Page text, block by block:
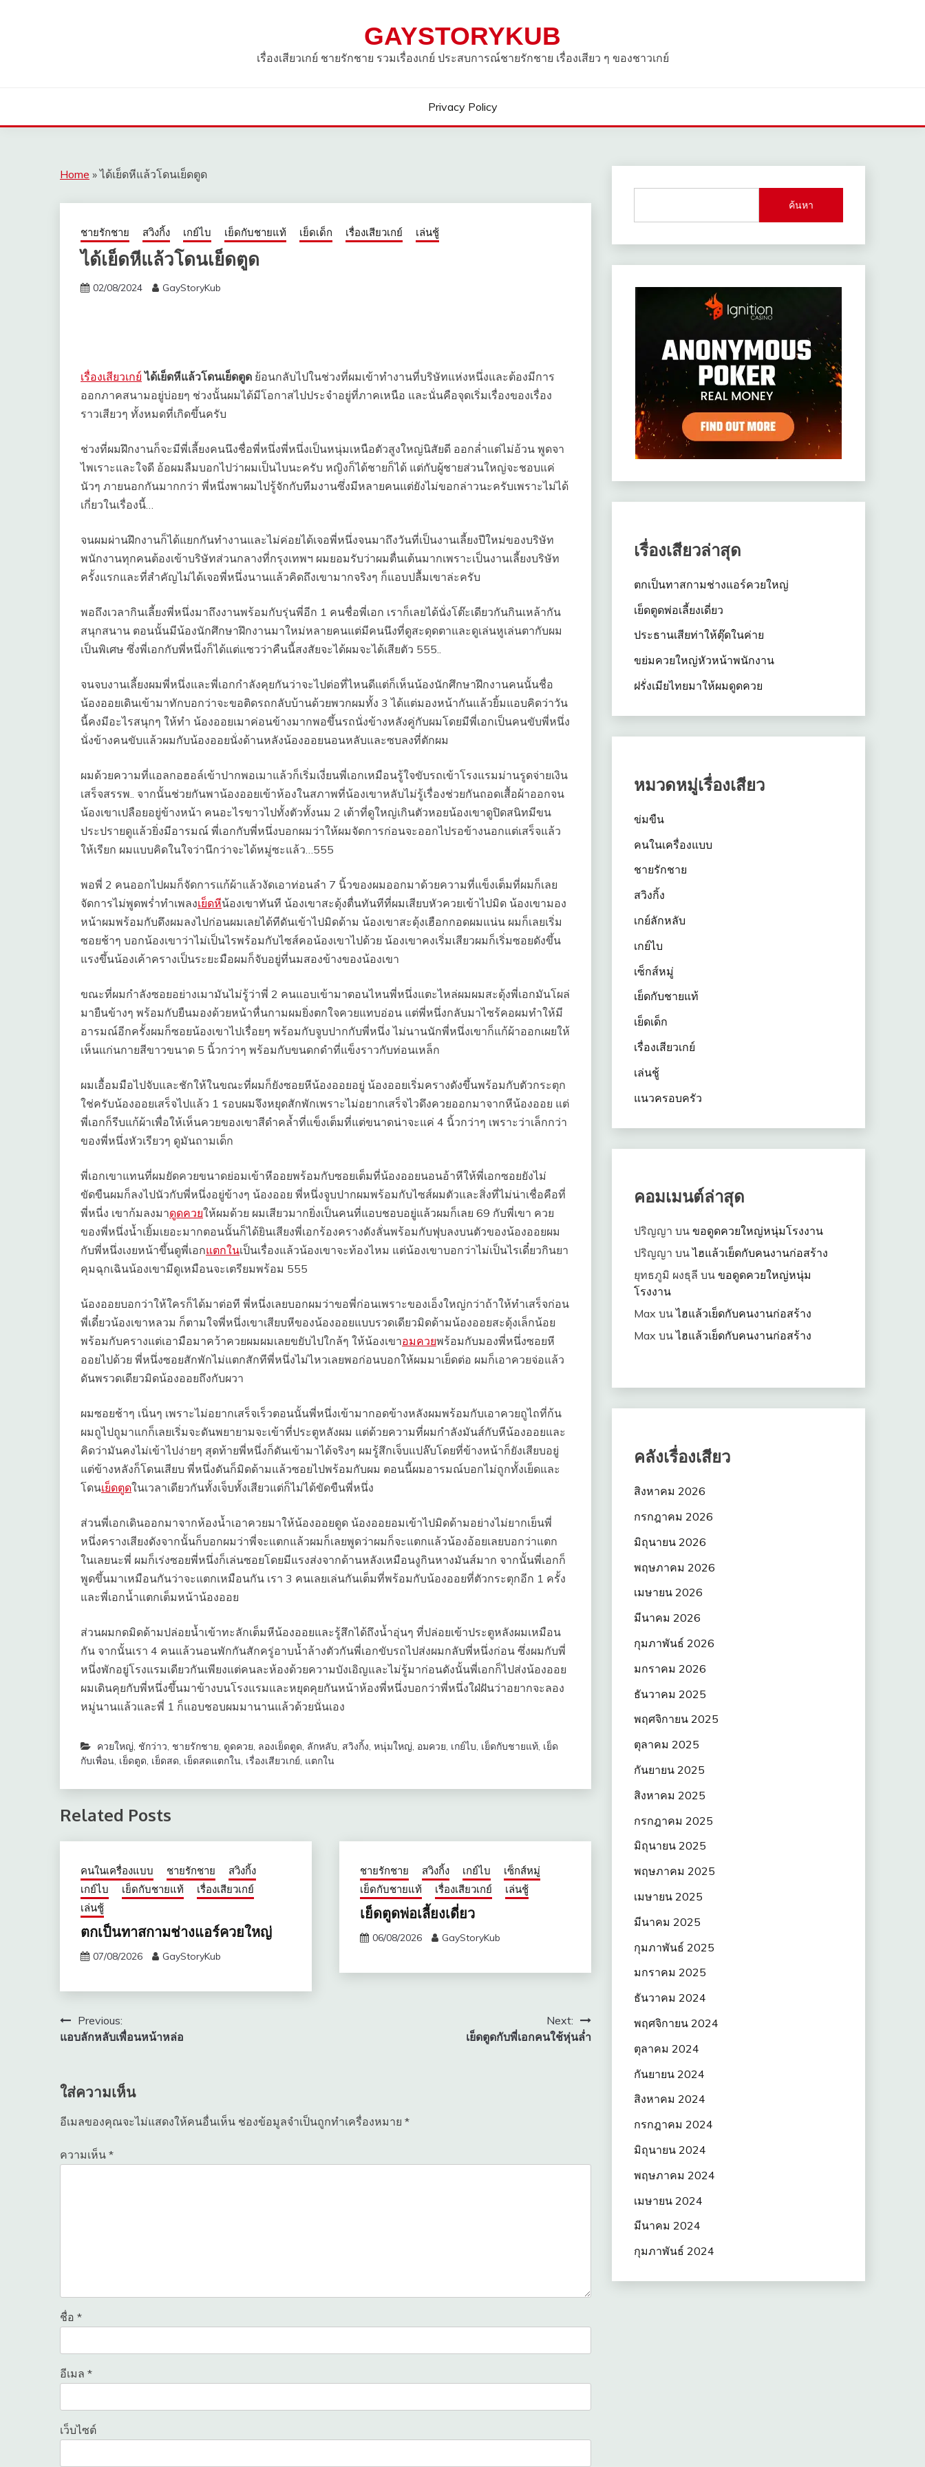
GAYSTORYKUB
เรื่องเสียวเกย์ ชายรักชาย รวมเรื่องเกย์ ประสบการณ์ชายรักชาย เรื่องเสียว ๆ ของชาวเกย์
Privacy Policy
Home »ได้เย็ดหีแล้วโดนเย็ดตูด
ชายรักชาย สวิงกิ้ง เกย์ไบ เย็ดกับชายแท้ เย็ดเด็ก เรื่องเสียวเกย์ เล่นชู้
ได้เย็ดหีแล้วโดนเย็ดตูด
02/08/2024 GayStoryKub
เรื่องเสียวเกย์ ได้เย็ดหีแล้วโดนเย็ดตูด ย้อนกลับไปในช่วงที่ผมเข้าทำงานที่บริษัทแห่งหนึ่งและต้องมีการ
ออกภาคสนามอยู่บ่อยๆ ช่วงนั้นผมได้มีโอกาสไปประจำอยู่ที่ภาคเหนือ และนั่นคือจุดเริ่มเรื่องของเรื่อง
ราวเสียวๆ ทั้งหมดที่เกิดขึ้นครับ
ช่วงที่ผมฝึกงานก็จะมีพี่เลี้ยงคนนึงชื่อพี่หนึ่งพี่หนึ่งเป็นหนุ่มเหนือตัวสูงใหญ่นิสัยดี ออกล่ำแต่ไม่อ้วน พูดจา
ไพเราะและใจดี อ้อผมลืมบอกไปว่าผมเป็นไบนะครับ หญิงก็ได้ชายก็ได้ แต่กับผู้ชายส่วนใหญ่จะชอบแค่
นัวๆ ภายนอกกันมากกว่า พี่หนึ่งพาผมไปรู้จักกับทีมงานซึ่งมีหลายคนแต่ยังไม่ขอกล่าวนะครับเพราะไม่ได้
เกี่ยวในเรื่องนี้…
จนผมผ่านฝึกงานก็ได้แยกกันทำงานและไม่ค่อยได้เจอพี่หนึ่งจนมาถึงวันที่เป็นงานเลี้ยงปีใหม่ของบริษัท
พนักงานทุกคนต้องเข้าบริษัทส่วนกลางที่กรุงเทพฯ ผมยอมรับว่าผมตื่นเต้นมากเพราะเป็นงานเลี้ยงบริษัท
ครั้งแรกและที่สำคัญไม่ได้เจอพี่หนึ่งนานแล้วคิดถึงเขามากจริงๆ ก็แอบปลื้มเขาล่ะครับ
พอถึงเวลากินเลี้ยงพี่หนึ่งมาถึงงานพร้อมกับรุ่นพี่อีก 1 คนชื่อพี่เอก เราก็เลยได้นั่งโต๊ะเดียวกันกินเหล้ากัน
สนุกสนาน ตอนนั้นมีน้องนักศึกษาฝึกงานมาใหม่หลายคนแต่มีคนนึงที่ดูสะดุดตาและดูเล่นหูเล่นตากับผม
เป็นพิเศษ ซึ่งพี่เอกกับพี่หนึ่งก็ได้แต่แซวว่าคืนนี้สงสัยจะได้ผมจะได้เสียตัว 555..
จนจบงานเลี้ยงผมพี่หนึ่งและพี่เอกกำลังคุยกันว่าจะไปต่อที่ไหนดีแต่ก็เห็นน้องนักศึกษาฝึกงานคนนั้นชื่อ
น้องออยเดินเข้ามาทักบอกว่าจะขอติดรถกลับบ้านด้วยพวกผมทั้ง 3 ได้แต่มองหน้ากันแล้วยิ้มแอบคิดว่าวัน
นี้คงมีอะไรสนุกๆ ให้ทำ น้องออยเมาค่อนข้างมากพอขึ้นรถนั่งข้างหลังคู่กับผมโดยมีพี่เอกเป็นคนขับพี่หนึ่ง
นั่งข้างคนขับแล้วผมกับน้องออยนั่งด้านหลังน้องออยนอนหลับและซบลงที่ตักผม
ผมด้วยความที่แอลกอฮอล์เข้าปากพอเมาแล้วก็เริ่มเงี่ยนพี่เอกเหมือนรู้ใจขับรถเข้าโรงแรมม่านรูดจ่ายเงิน
เสร็จสรรพ.. จากนั้นช่วยกันพาน้องออยเข้าห้องในสภาพที่น้องเขาหลับไม่รู้เรื่องช่วยกันถอดเสื้อผ้าออกจน
น้องเขาเปลือยอยู่ข้างหน้า คนอะไรขาวไปทั้งตัวทั้งนม 2 เต้าที่ดูใหญ่เกินตัวหอยน้องเขาดูปิดสนิทมีขน
ประปรายดูแล้วยิ่งมีอารมณ์ พี่เอกกับพี่หนึ่งบอกผมว่าให้ผมจัดการก่อนจะออกไปรอข้างนอกแต่เสร็จแล้ว
ให้เรียก ผมแบบคิดในใจว่านึกว่าจะได้หมู่ซะแล้ว…555
พอพี่ 2 คนออกไปผมก็จัดการแก้ผ้าแล้วงัดเอาท่อนลำ 7 นิ้วของผมออกมาด้วยความที่แข็งเต็มที่ผมก็เลย
จัดการไม่พูดพร่ำทำเพลงเย็ดหีน้องเขาทันที น้องเขาสะดุ้งตื่นทันทีที่ผมเสียบหัวควยเข้าไปมิด น้องเขามอง
หน้าผมพร้อมกับดึงผมลงไปก่อนผมเลยได้ทีดันเข้าไปมิดด้าม น้องเขาสะดุ้งเฮือกกอดผมแน่น ผมก็เลยเริ่ม
ซอยช้าๆ บอกน้องเขาว่าไม่เป็นไรพร้อมกับไซส์คอน้องเขาไปด้วย น้องเขาคงเริ่มเสียวผมก็เริ่มซอยดังขึ้น
แรงขึ้นน้องเค้าครางเป็นระยะมือผมก็จับอยู่ที่นมสองข้างของน้องเขา
ขณะที่ผมกำลังซอยอย่างเมามันไม่รู้ว่าพี่ 2 คนแอบเข้ามาตอนไหนพี่หนึ่งแตะไหล่ผมผมสะดุ้งพี่เอกมันโผล่
มายืนข้างๆ พร้อมกับยืนมองด้วยหน้าหื่นกามผมยิ่งตกใจควยแทบอ่อน แต่พี่หนึ่งกลับมาไซร้คอผมทำให้มี
อารมณ์อีกครั้งผมก็ซอยน้องเขาไปเรื่อยๆ พร้อมกับจูบปากกับพี่หนึ่ง ไม่นานนักพี่หนึ่งเขาก็แก้ผ้าออกเผยให้
เห็นแก่นกายสีขาวขนาด 5 นิ้วกว่าๆ พร้อมกับขนดกดำที่แข็งราวกับท่อนเหล็ก
ผมเอื้อมมือไปจับและชักให้ในขณะที่ผมก็ยังซอยหีน้องออยอยู่ น้องออยเริ่มครางดังขึ้นพร้อมกับตัวกระตุก
ใช่ครับน้องออยเสร็จไปแล้ว 1 รอบผมจึงหยุดสักพักเพราะไม่อยากเสร็จไวดึงควยออกมาจากหีน้องออย แต่
พี่เอกก็รีบแก้ผ้าเพื่อให้เห็นควยของเขาสีดำคล้ำที่แข็งเต็มที่แต่ขนาดน่าจะแค่ 4 นิ้วกว่าๆ เพราะว่าเล็กกว่า
ของพี่หนึ่งหัวเรียวๆ ดูมันถามเด็ก
พี่เอกเขาแทนที่ผมยัดควยขนาดย่อมเข้าหีออยพร้อมกับซอยเต็มที่น้องออยนอนอ้าหีให้พี่เอกซอยยังไม่
ขัดขืนผมก็ลงไปนัวกับพี่หนึ่งอยู่ข้างๆ น้องออย พี่หนึ่งจูบปากผมพร้อมกับไซส์ผมตัวและสิ่งที่ไม่น่าเชื่อคือที่
พี่หนี่ง เขาก้มลงมาดูดควยให้ผมด้วย ผมเสียวมากยิ่งเป็นคนที่แอบชอบอยู่แล้วผมก็เลย 69 กับพี่เขา ควย
ของพี่หนึ่งน้ำเยิ้มเยอะมากตอนนั้นก็ได้ยินเสียงพี่เอกร้องครางดังลั่นพร้อมกับฟุบลงบนตัวของน้องออยผม
กับพี่หนึ่งเงยหน้าขึ้นดูพี่เอกแตกในเป็นเรื่องแล้วน้องเขาจะท้องไหม แต่น้องเขาบอกว่าไม่เป็นไรเดี๋ยวกินยา
คุมฉุกเฉินน้องเขามีดูเหมือนจะเตรียมพร้อม 555
น้องออยบอกว่าให้ใครก็ได้มาต่อที พี่หนึ่งเลยบอกผมว่าขอพี่ก่อนเพราะของเอ็งใหญ่กว่าถ้าให้ทำเสร็จก่อน
พี่เดี๋ยวน้องเขาหลวม ก็ตามใจพี่หนึ่งเขาเสียบหีของน้องออยแบบรวดเดียวมิดด้ามน้องออยสะดุ้งเล็กน้อย
พร้อมกับครางแต่เอามือมาคว้าควยผมผมเลยขยับไปใกล้ๆ ให้น้องเขาอมควยพร้อมกับมองพี่หนึ่งซอยหี
ออยไปด้วย พี่หนึ่งซอยสักพักไม่แตกสักทีพี่หนึ่งไม่ไหวเลยพอก่อนบอกให้ผมมาเย็ดต่อ ผมก็เอาควยจ่อแล้ว
ดันพรวดเดียวมิดน้องออยถึงกับผวา
ผมซอยช้าๆ เนิ่นๆ เพราะไม่อยากเสร็จเร็วตอนนั้นพี่หนึ่งเข้ามากอดข้างหลังผมพร้อมกับเอาควยถูไถที่ก้น
ผมถูไปถูมาแกก็เลยเริ่มจะดันพยายามจะเข้าที่ประตูหลังผม แต่ด้วยความที่ผมกำลังมันส์กับหีน้องออยและ
คิดว่ามันคงไม่เข้าไปง่ายๆ สุดท้ายพี่หนึ่งก็ดันเข้ามาได้จริงๆ ผมรู้สึกเจ็บแปล๊บโดยที่ข้างหน้าก็ยังเสียบอยู่
แต่ข้างหลังก็โดนเสียบ พี่หนึ่งดันก็มิดด้ามแล้วซอยไปพร้อมกับผม ตอนนี้ผมอารมณ์บอกไม่ถูกทั้งเย็ดและ
โดนเย็ดตูดในเวลาเดียวกันทั้งเจ็บทั้งเสียวแต่ก็ไม่ได้ขัดขืนพี่หนึ่ง
ส่วนพี่เอกเดินออกมาจากห้องน้ำเอาควยมาให้น้องออยดูด น้องออยอมเข้าไปมิดด้ามอย่างไม่ยากเย็นพี่
หนึ่งครางเสียงดังจากนั้นก็บอกผมว่าพี่จะแตกแล้วผมก็เลยพูดว่าผมก็จะแตกแล้วน้องอ้อยเลยบอกว่าแตก
ในเลยนะพี่ ผมก็เร่งซอยพี่หนึ่งก็เล่นซอยโดยมีแรงส่งจากด้านหลังเหมือนงูกินหางมันส์มาก จากนั้นพี่เอกก็
พูดขึ้นมาเหมือนกันว่าจะแตกเหมือนกัน เรา 3 คนเลยเล่นกันเต็มที่พร้อมกับน้องออยที่ตัวกระตุกอีก 1 ครั้ง
และพี่เอกน้ำแตกเต็มหน้าน้องออย
ส่วนผมกดมิดด้ามปล่อยน้ำเข้าทะลักเต็มหีน้องออยและรู้สึกได้ถึงน้ำอุ่นๆ ที่ปล่อยเข้าประตูหลังผมเหมือน
กัน จากนั้นเรา 4 คนแล้วนอนพักกันสักครู่อาบน้ำล้างตัวกันพี่เอกขับรถไปส่งผมกลับพี่หนึ่งก่อน ซึ่งผมกับพี่
หนึ่งพักอยู่โรงแรมเดียวกันเพียงแต่คนละห้องด้วยความบังเอิญและไม่รู้มาก่อนดังนั้นพี่เอกก็ไปส่งน้องออย
ผมเดินคุยกับพี่หนึ่งขึ้นมาข้างบนโรงแรมและหยุดคุยกันหน้าห้องพี่หนึ่งบอกว่าพี่หนึ่งใฝ่ฝันว่าอยากจะลอง
หมู่นานแล้วและพี่ 1 ก็แอบชอบผมมานานแล้วด้วยนั่นเอง
ควยใหญ่, ชักว่าว, ชายรักชาย, ดูดควย, ลองเย็ดตูด, ลักหลับ, สวิงกิ้ง, หนุ่มใหญ่, อมควย, เกย์ไบ, เย็ดกับชายแท้, เย็ด
กับเพื่อน, เย็ดตูด, เย็ดสด, เย็ดสดแตกใน, เรื่องเสียวเกย์, แตกใน
Related Posts
คนในเครื่องแบบ ชายรักชาย
สวิงกิ้ง
เกย์ไบ
เย็ดกับชายแท้
เรื่องเสียวเกย์
เล่นชู้
ตกเป็นทาสกามช่างแอร์ควยใหญ่
07/08/2026 GayStoryKub
ชายรักชาย สวิงกิ้ง เกย์ไบ
เซ็กส์หมู่
เย็ดกับชายแท้
เรื่องเสียวเกย์ เล่นชู้
เย็ดตูดพ่อเลี้ยงเดี่ยว
06/08/2026 GayStoryKub
แนะแนว
เรื่อง
Previous:
แอบลักหลับเพื่อนหน้าหล่อ
Next:
เย็ดตูดกับพี่เอกคนใช้หุ่นล่ำ
ใส่ความเห็น
อีเมลของคุณจะไม่แสดงให้คนอื่นเห็น ช่องข้อมูลจำเป็นถูกทำเครื่องหมาย *
ความเห็น *
ชื่อ *
อีเมล *
เว็บไซต์
ค้นหา
เรื่องเสียวล่าสุด
ตกเป็นทาสกามช่างแอร์ควยใหญ่
เย็ดตูดพ่อเลี้ยงเดี่ยว
ประธานเสียท่าให้ตุ๊ดในค่าย
ขย่มควยใหญ่หัวหน้าพนักงาน
ฝรั่งเมียไทยมาให้ผมดูดควย
หมวดหมู่เรื่องเสียว
ข่มขืน
คนในเครื่องแบบ
ชายรักชาย
สวิงกิ้ง
เกย์ลักหลับ
เกย์ไบ
เซ็กส์หมู่
เย็ดกับชายแท้
เย็ดเด็ก
เรื่องเสียวเกย์
เล่นชู้
แนวครอบครัว
คอมเมนต์ล่าสุด
ปริญญา บน ขอดูดควยใหญ่หนุ่มโรงงาน
ปริญญา บนไฮแล้วเย็ดกับคนงานก่อสร้าง
ยุทธภูมิ ผงธุลี บน ขอดูดควยใหญ่หนุ่ม
โรงงาน
Max บนไฮแล้วเย็ดกับคนงานก่อสร้าง
Max บนไฮแล้วเย็ดกับคนงานก่อสร้าง
คลังเรื่องเสียว
สิงหาคม 2026
กรกฎาคม 2026
มิถุนายน 2026
พฤษภาคม 2026
เมษายน 2026
มีนาคม 2026
กุมภาพันธ์ 2026
มกราคม 2026
ธันวาคม 2025
พฤศจิกายน 2025
ตุลาคม 2025
กันยายน 2025
สิงหาคม 2025
กรกฎาคม 2025
มิถุนายน 2025
พฤษภาคม 2025
เมษายน 2025
มีนาคม 2025
กุมภาพันธ์ 2025
มกราคม 2025
ธันวาคม 2024
พฤศจิกายน 2024
ตุลาคม 2024
กันยายน 2024
สิงหาคม 2024
กรกฎาคม 2024
มิถุนายน 2024
พฤษภาคม 2024
เมษายน 2024
มีนาคม 2024
กุมภาพันธ์ 2024